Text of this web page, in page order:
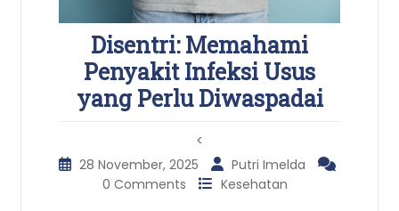
Disentri: Memahami
Penyakit Infeksi Usus
yang Perlu Diwaspadai
<
28 November, 2025
Putri Imelda
0 Comments
Kesehatan